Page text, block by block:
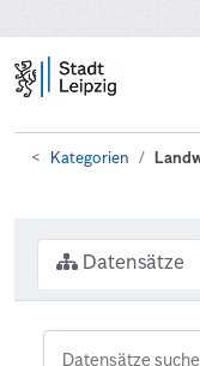
Kategorien
Datensätze